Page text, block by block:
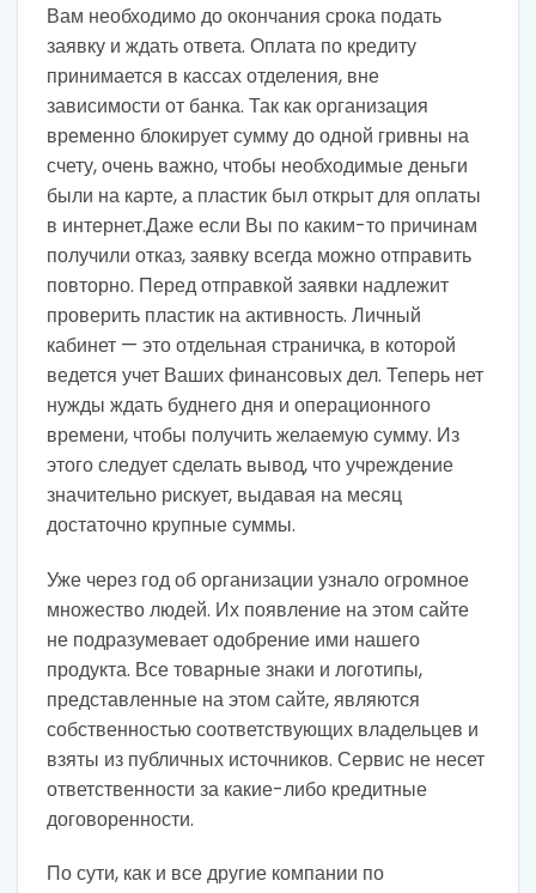
Вам необходимо до окончания срока подать
заявку и ждать ответа. Оплата по кредиту
принимается в кассах отделения, вне
зависимости от банка. Так как организация
временно блокирует сумму до одной гривны на
счету, очень важно, чтобы необходимые деньги
были на карте, а пластик был открыт для оплаты
в интернет.Даже если Вы по каким-то причинам
получили отказ, заявку всегда можно отправить
повторно. Перед отправкой заявки надлежит
проверить пластик на активность. Личный
кабинет — это отдельная страничка, в которой
ведется учет Ваших финансовых дел. Теперь нет
нужды ждать буднего дня и операционного
времени, чтобы получить желаемую сумму. Из
этого следует сделать вывод, что учреждение
значительно рискует, выдавая на месяц
достаточно крупные суммы.
Уже через год об организации узнало огромное
множество людей. Их появление на этом сайте
не подразумевает одобрение ими нашего
продукта. Все товарные знаки и логотипы,
представленные на этом сайте, являются
собственностью соответствующих владельцев и
взяты из публичных источников. Сервис не несет
ответственности за какие-либо кредитные
договоренности.
По сути, как и все другие компании по